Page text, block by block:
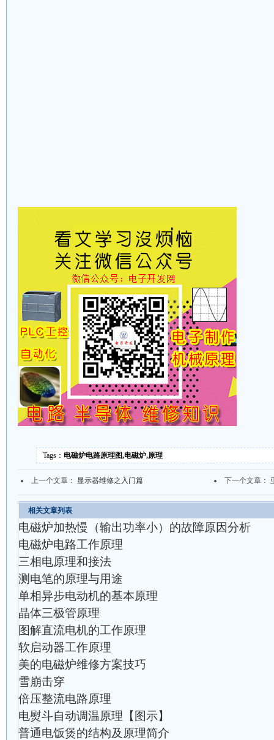
Tags： 电磁炉电路原理图,电磁炉,原理
上一个文章： 显示器维修之入门篇 下一个文章：
相关文章列表
电磁炉加热慢（输出功率小）的故障原因分析
电磁炉电路工作原理
三相电原理和接法
测电笔的原理与用途
单相异步电动机的基本原理
晶体三极管原理
图解直流电机的工作原理
软启动器工作原理
美的电磁炉维修方案技巧
雪崩击穿
倍压整流电路原理
电熨斗自动调温原理【图示】
普通电饭煲的结构及原理简介